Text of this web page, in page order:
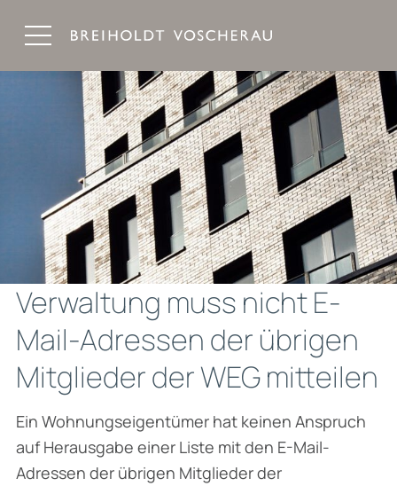
Verwaltung muss nicht E-
Mail-Adressen der übrigen
Mitglieder der WEG mitteilen
Ein Wohnungseigentümer hat keinen Anspruch
auf Herausgabe einer Liste mit den E-Mail-
Adressen der übrigen Mitglieder der